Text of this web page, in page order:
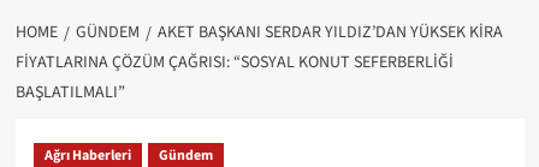
HOME GÜNDEM
AKET BAŞKANI SERDAR YILDIZ’DAN YÜKSEK KIRA
FIYATLARINA ÇÖZÜM ÇAĞRISI: “SOSYAL KONUT SEFERBERLIĞI
BAŞLATILMALI”
Ağrı Haberleri Gündem